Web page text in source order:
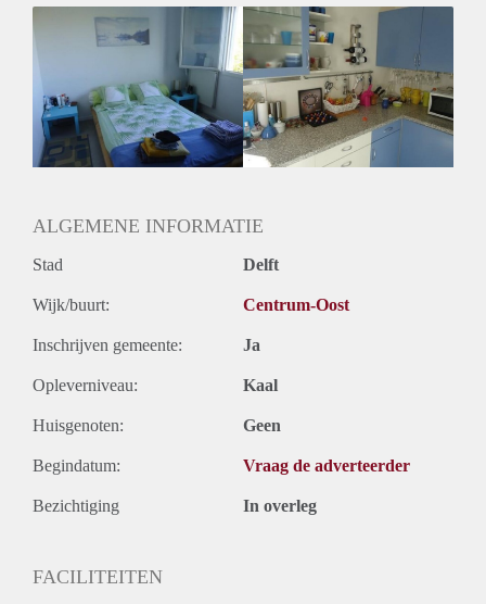
Huurtoeslag
Niet mogelijk
N.V.T.
Huurtermijn
Onbepaalde termijn
Oplevering
ALGEMENE INFORMATIE
Stad Delft
Wijk/buurt: Centrum-Oost
Inschrijven gemeente: Ja
Opleverniveau: Kaal
Huisgenoten: Geen
Begindatum: Vraag de adverteerder
Bezichtiging In overleg
FACILITEITEN